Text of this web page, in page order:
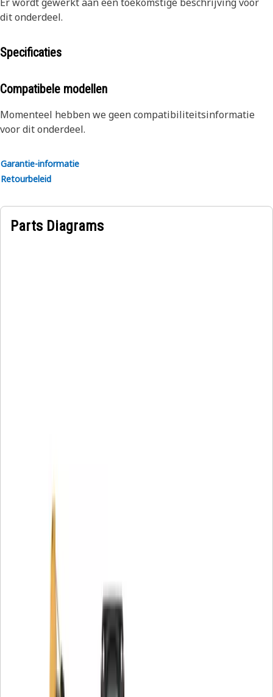
dit onderdeel.
Specificaties
Compatibele modellen
Momenteel hebben we geen compatibiliteitsinformatie
voor dit onderdeel.
Garantie-informatie
Retourbeleid
Parts Diagrams